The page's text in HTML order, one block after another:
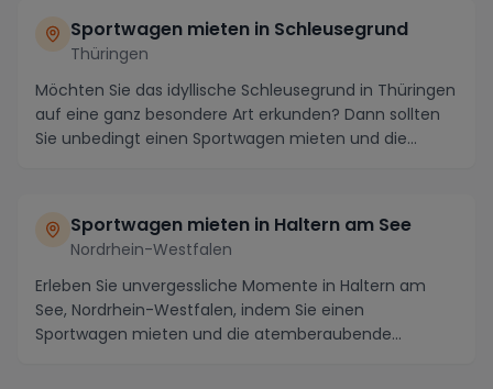
Sportwagen mieten in Schleusegrund
Thüringen
Möchten Sie das idyllische Schleusegrund in Thüringen
auf eine ganz besondere Art erkunden? Dann sollten
Sie unbedingt einen Sportwagen mieten und die...
Sportwagen mieten in Haltern am See
Nordrhein-Westfalen
Erleben Sie unvergessliche Momente in Haltern am
See, Nordrhein-Westfalen, indem Sie einen
Sportwagen mieten und die atemberaubende